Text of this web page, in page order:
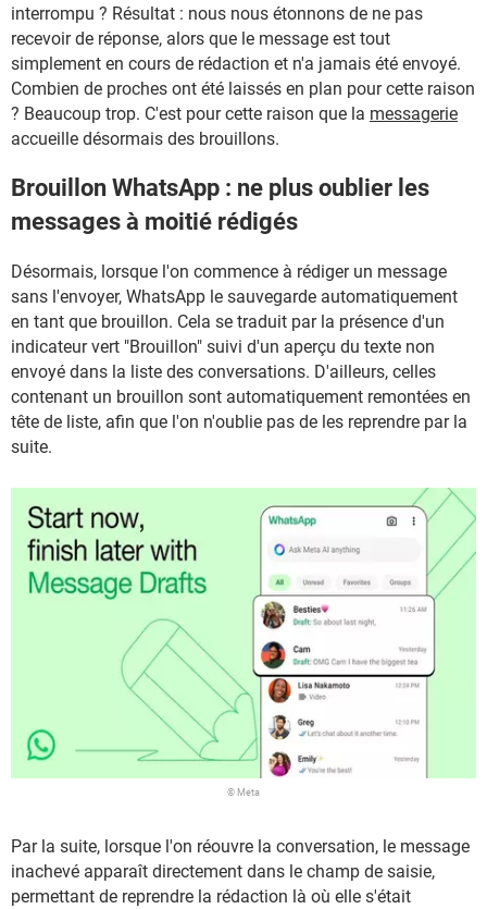
interrompu ? Résultat : nous nous étonnons de ne pas
recevoir de réponse, alors que le message est tout
simplement en cours de rédaction et n'a jamais été envoyé.
Combien de proches ont été laissés en plan pour cette raison
? Beaucoup trop. C'est pour cette raison que la messagerie
accueille désormais des brouillons.
Brouillon WhatsApp : ne plus oublier les
messages à moitié rédigés
Désormais, lorsque l'on commence à rédiger un message
sans l'envoyer, WhatsApp le sauvegarde automatiquement
en tant que brouillon. Cela se traduit par la présence d'un
indicateur vert "Brouillon" suivi d'un aperçu du texte non
envoyé dans la liste des conversations. D'ailleurs, celles
contenant un brouillon sont automatiquement remontées en
tête de liste, afin que l'on n'oublie pas de les reprendre par la
suite.
© Meta
Par la suite, lorsque l'on réouvre la conversation, le message
inachevé apparaît directement dans le champ de saisie,
permettant de reprendre la rédaction là où elle s'était